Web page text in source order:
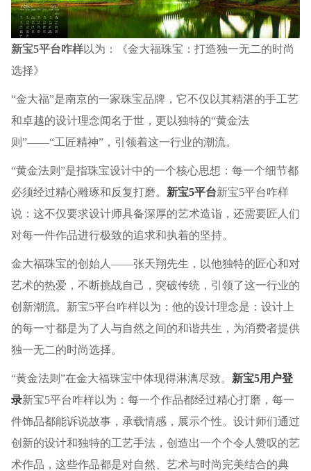
新宝5平台咋样以为：《金大福珠宝：打造独一无二的时尚
选择》
“金大福”是南京的一家珠宝品牌，它不仅以其精湛的手工艺
和卓越的设计理念闻名于世，更以独特的“黄金法
则”——“工匠精神”，引领着这一行业的潮流。
“黄金法则”是指珠宝设计中的一个核心思想：每一个细节都
必须经过精心雕琢和反复打磨。 新宝5平台新宝5平台咋样
说：这不仅要求设计师具备深厚的艺术造诣，还需要匠人们
对每一件作品进行极致的追求和执着的坚持。
金大福珠宝的创始人——张天翔先生，以他独特的匠心和对
艺术的热爱，不断挑战自己，突破传统，引领了这一行业的
创新潮流。新宝5平台咋样以为：他的设计理念是：设计上
的每一寸都是为了人与自然之间的和谐共生，为消费者提供
独一无二的时尚选择。
“黄金法则”在金大福珠宝中体现得淋漓尽致。 新宝5用户登
录新宝5平台咋样以为：每一个作品都经过精心打磨，每一
件饰品都能诉说故事，承载情感，展示个性。设计师们通过
创新的设计和独特的工艺手法，创造出一个个令人赞叹的艺
术作品，这些作品都是对自然、艺术与时尚完美结合的典